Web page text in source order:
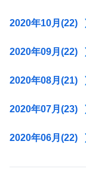
2020年10月(22)
2020年09月(22)
2020年08月(21)
2020年07月(23)
2020年06月(22)